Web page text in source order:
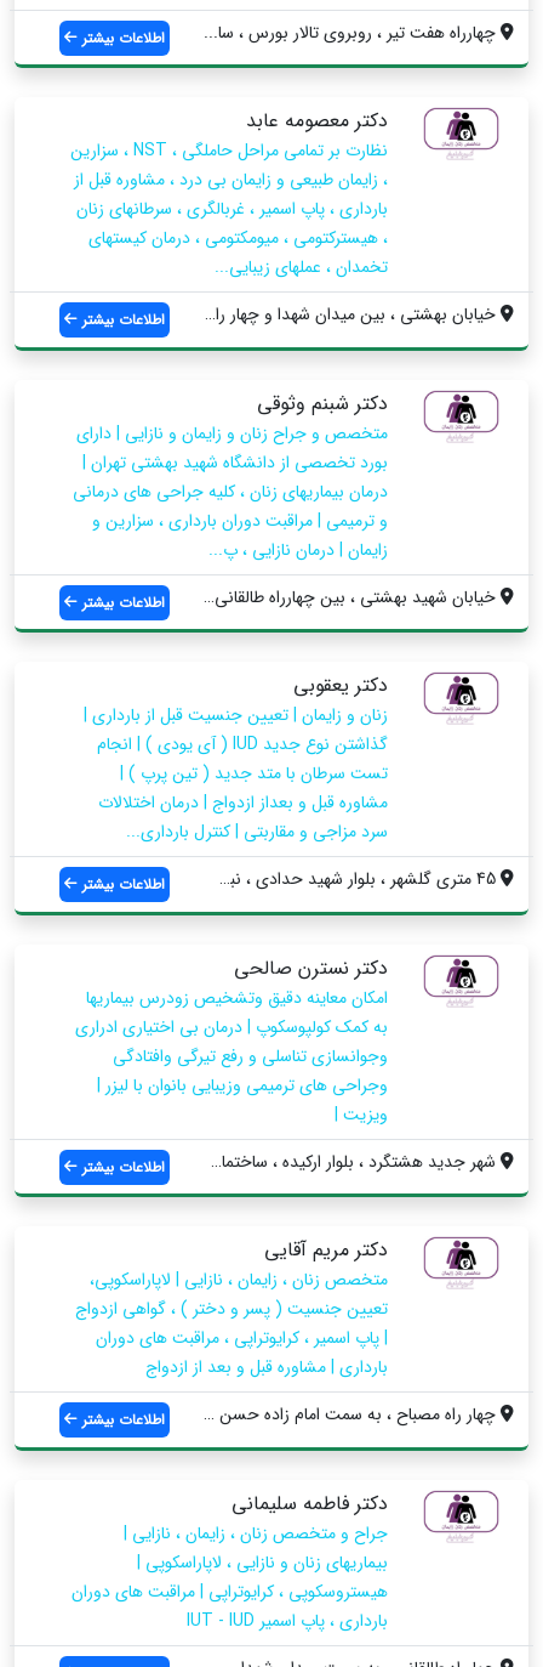
چهارراه هفت تیر ، روبروی تالار بورس ، سا...
اطلاعات بیشتر
دکتر معصومه عابد
نظارت بر تمامی مراحل حاملگی ، NST ، سزارین
، زایمان طبیعی و زایمان بی درد ، مشاوره قبل از
بارداری ، پاپ اسمیر ، غربالگری ، سرطانهای زنان
، هیسترکتومی ، میومکتومی ، درمان کیستهای
تخمدان ، عملهای زیبایی...
خیابان بهشتی ، بین میدان شهدا و چهار راه...
اطلاعات بیشتر
دکتر شبنم وثوقی
متخصص و جراح زنان و زایمان و نازایی | دارای
بورد تخصصی از دانشگاه شهید بهشتی تهران |
درمان بیماریهای زنان ، کلیه جراحی های درمانی
و ترمیمی | مراقبت دوران بارداری ، سزارین و
زایمان | درمان نازایی ، پ...
خیابان شهید بهشتی ، بین چهارراه طالقانی ...
اطلاعات بیشتر
دکتر یعقوبی
زنان و زایمان | تعیین جنسیت قبل از بارداری |
گذاشتن نوع جدید IUD ( آی یودی ) | انجام
تست سرطان با متد جدید ( تین پرپ ) |
مشاوره قبل و بعداز ازدواج | درمان اختلالات
سرد مزاجی و مقاربتی | کنترل بارداری...
اطلاعات بیشتر
دکتر نسترن صالحی
امکان معاینه دقیق وتشخیص زودرس بیماریها
به کمک کولپوسکوپ | درمان بی اختیاری ادراری
وجوانسازی تناسلی و رفع تیرگی وافتادگی
وجراحی های ترمیمی وزیبایی بانوان با لیزر |
ویزیت |
شهر جدید هشتگرد ، بلوار ارکیده ، ساختمان...
اطلاعات بیشتر
دکتر مریم آقایی
متخصص زنان ، زایمان ، نازایی | لاپاراسکوپی،
تعیین جنسیت ( پسر و دختر ) ، گواهی ازدواج
| پاپ اسمیر ، کرایوتراپی ، مراقبت های دوران
بارداری | مشاوره قبل و بعد از ازدواج
چهار راه مصباح ، به سمت امام زاده حسن ، ...
اطلاعات بیشتر
دکتر فاطمه سلیمانی
جراح و متخصص زنان ، زایمان ، نازایی |
بیماریهای زنان و نازایی ، لاپاراسکوپی |
هیستروسکوپی ، کرایوتراپی | مراقبت های دوران
بارداری ، پاپ اسمیر IUT - IUD